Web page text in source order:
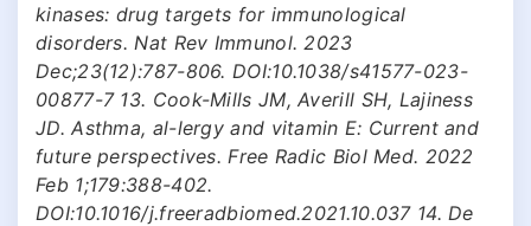
kinases: drug targets for immunological
disorders. Nat Rev Immunol. 2023
Dec;23(12):787-806. DOI:10.1038/s41577-023-
00877-7 13. Cook-Mills JM, Averill SH, Lajiness
JD. Asthma, al-lergy and vitamin E: Current and
future perspectives. Free Radic Biol Med. 2022
Feb 1;179:388-402.
DOI:10.1016/j.freeradbiomed.2021.10.037 14. De